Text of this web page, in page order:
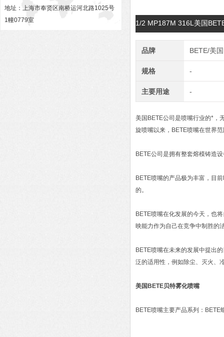
地址：上海市奉贤区南桥运河北路1025号
1幢0779室
1/2 MP187M 316L美国
品牌 BETE/美国
规格 -
主要用途 -
美国BETE公司是喷嘴行业的*，
旋喷嘴以来，BETE喷嘴在世界
BETE公司是拥有整套熔模铸造
BETE喷嘴的产品极为丰富，目
的。
BETE喷嘴在化发展的今天，也
映能力作为自己在竞争中制胜的
BETE喷嘴在未来的发展中提出
泛的适用性，例如除尘、灭火、
美国BETE贝特雾化喷嘴
BETE喷嘴主要产品系列：